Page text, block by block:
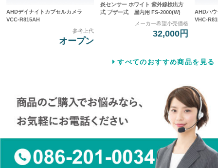
AHDデイナイトカプセルカメラ
VCC-R815AH
参考上代
オープン
炎センサー ホワイト 紫外線検出方
式 ブザー式 屋内用 FS-2000(W)
メーカー希望小売価格
32,000円
AHDハウ
VHC-
すべてのおすすめ商品を見る